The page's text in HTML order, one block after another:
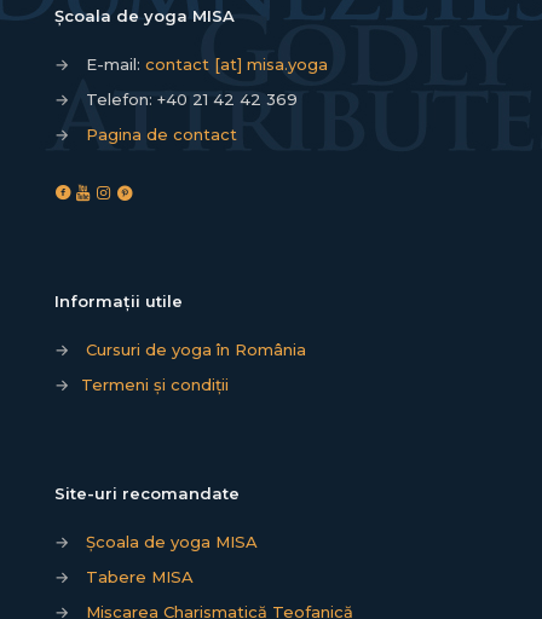
Școala de yoga MISA
→ E-mail: contact [at] misa.yoga
→
Telefon: +40 21 42 42 369
→
Pagina de contact
Informații utile
→
Cursuri de yoga în România
→
Termeni și condiții
Site-uri recomandate
→
Școala de yoga MISA
→
Tabere MISA
→
Mișcarea Charismatică Teofanică